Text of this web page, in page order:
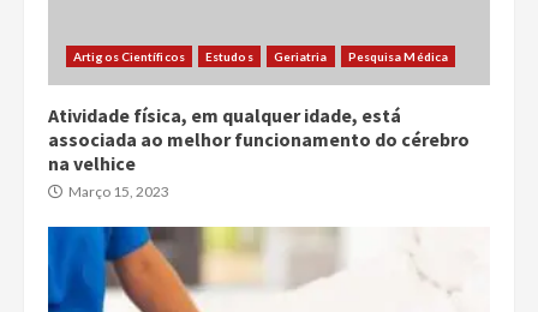
Artigos Científicos Estudos Geriatria Pesquisa Médica
Atividade física, em qualquer idade, está
associada ao melhor funcionamento do cérebro
na velhice
Março 15, 2023